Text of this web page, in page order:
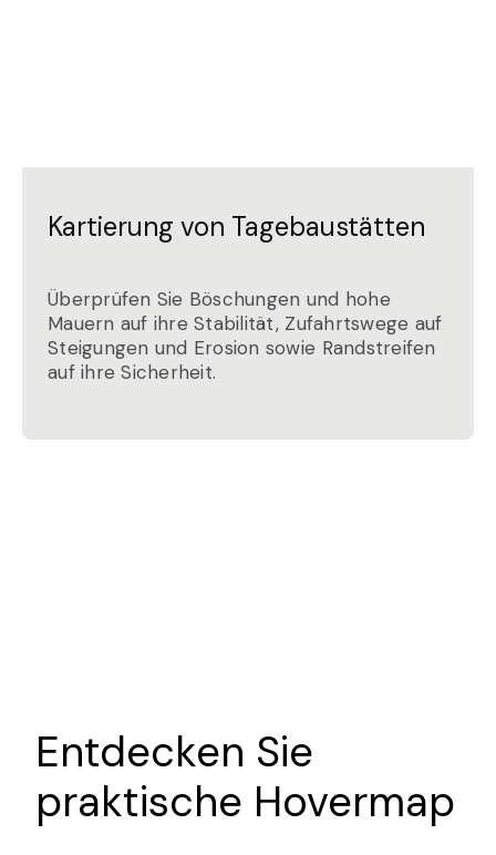
Kartierung von Tagebaustätten
Überprüfen Sie Böschungen und hohe
Mauern auf ihre Stabilität, Zufahrtswege auf
Steigungen und Erosion sowie Randstreifen
auf ihre Sicherheit.
Entdecken Sie
praktische Hovermap